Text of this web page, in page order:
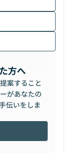
方へ
案すること
があなたの
伝いをしま